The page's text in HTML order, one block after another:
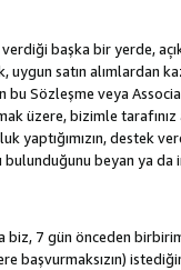
başka bir yerde,
satın alımlardan
veya
üzere, bizimle
destek
beyan ya da
biz, 7 gün önceden
başvurmaksızın)